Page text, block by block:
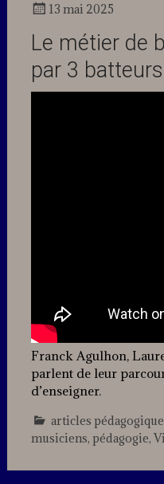
13 mai 2025
Jazz
Le métier de
par 3
Franck Agulhon,
parlent de leur
d’enseigner.
articles
musiciens, pédagogie,